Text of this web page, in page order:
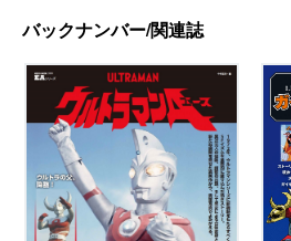
バックナンバー/関連誌